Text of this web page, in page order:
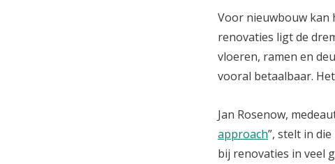
Voor nieuwbouw kan
renovaties ligt de
vloeren, ramen en
vooral betaalbaar.
Jan Rosenow,
approach”, stelt in
bij renovaties in veel